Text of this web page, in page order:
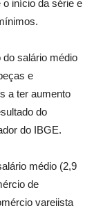
início da série e
salário médio
e
a ter aumento
do
do IBGE.
médio (2,9
de
varejista